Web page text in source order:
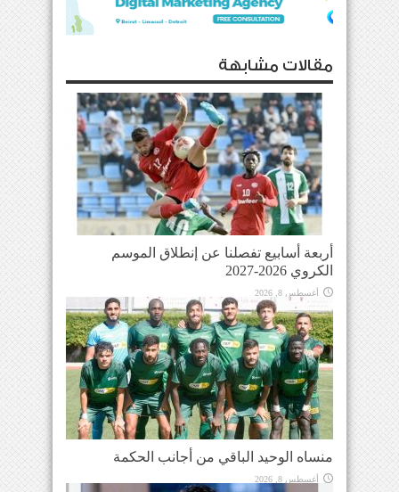
مقالات مشابهة
أربعة أسابيع تفصلنا عن إنطلاق الموسم
الكروي 2026-2027
أغسطس 8, 2026
منساه الوحيد الباقي من أجانب الحكمة
أغسطس 8, 2026